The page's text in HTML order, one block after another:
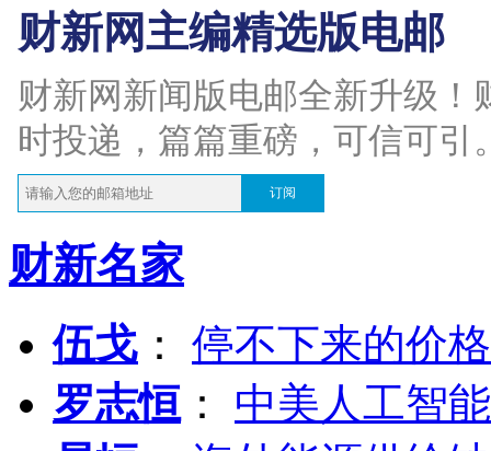
财新网主编精选版电邮
财新网新闻版电邮全新升级
时投递，篇篇重磅，可信可引
订阅
财新名家
伍戈 ： 停不下来的价
罗志恒 ： 中美人工智